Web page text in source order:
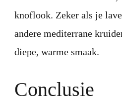
knoflook. Zeker als je
andere mediterrane
diepe, warme smaak.
Conclusie